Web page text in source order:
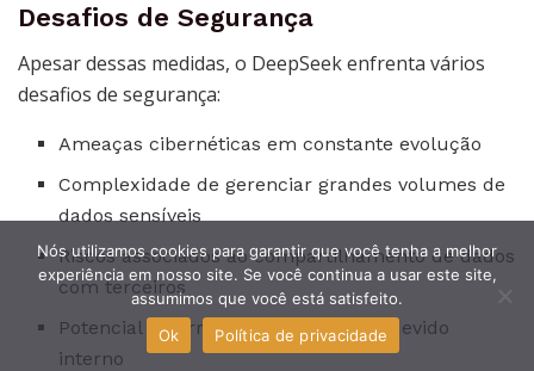
Desafios de Segurança
Apesar dessas medidas, o DeepSeek enfrenta vários
desafios de segurança:
Ameaças cibernéticas em constante evolução
Complexidade de gerenciar grandes volumes de
dados sensíveis
Riscos associados ao compartilhamento de dados
com terceiros
Potencial de erro humano ou uso indevido
interno
Nós utilizamos cookies para garantir que você tenha a melhor
experiência em nosso site. Se você continua a usar este site,
assumimos que você está satisfeito.
Ok
Política de privacidade